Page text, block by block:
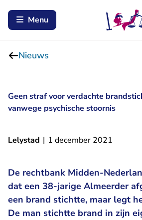
Menu
Nieuws
Geen straf voor verdachte
vanwege psychische stoornis
Lelystad | 1 december 2021
De rechtbank Midden-
dat een 38-jarige Almeerder
een brand stichtte, maar legt
De man stichtte brand in zijn